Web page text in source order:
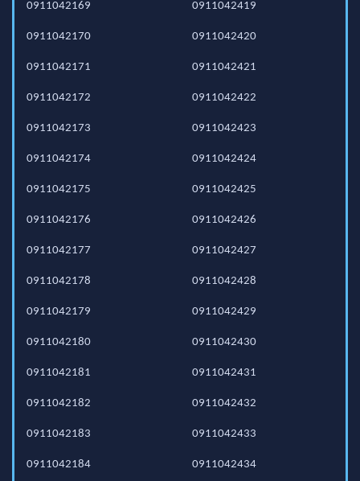
0911042169
0911042170
0911042171
0911042172
0911042173
0911042174
0911042175
0911042176
0911042177
0911042178
0911042179
0911042180
0911042181
0911042182
0911042183
0911042184
0911042419
0911042420
0911042421
0911042422
0911042423
0911042424
0911042425
0911042426
0911042427
0911042428
0911042429
0911042430
0911042431
0911042432
0911042433
0911042434